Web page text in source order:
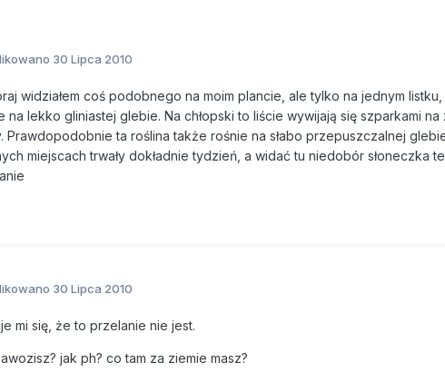
30 Lipca 2010
widziałem coś podobnego na moim plancie, ale tylko na jednym listku,
na lekko gliniastej glebie. Na chłopski to liście wywijają się szparkami
Prawdopodobnie ta roślina także rośnie na słabo przepuszczalnej
miejscach trwały dokładnie tydzień, a widać tu niedobór słoneczka
30 Lipca 2010
mi się, że to przelanie nie jest.
jak ph? co tam za ziemie masz?